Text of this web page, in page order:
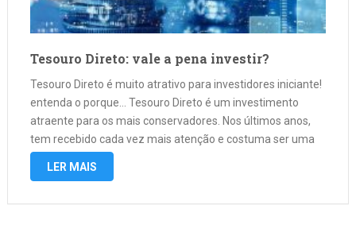
Tesouro Direto: vale a pena investir?
Tesouro Direto é muito atrativo para investidores iniciante!
entenda o porque… Tesouro Direto é um investimento
atraente para os mais conservadores. Nos últimos anos,
tem recebido cada vez mais atenção e costuma ser uma
“porta de entrada” para quem quer começar a investir. Mas
LER MAIS